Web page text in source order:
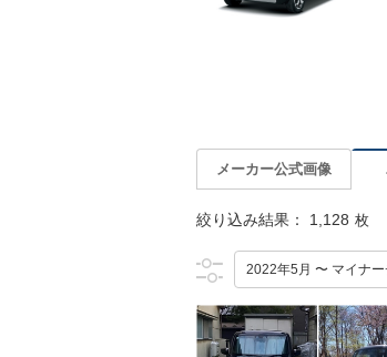
メーカー公式画像
絞り込み結果： 1,128 枚